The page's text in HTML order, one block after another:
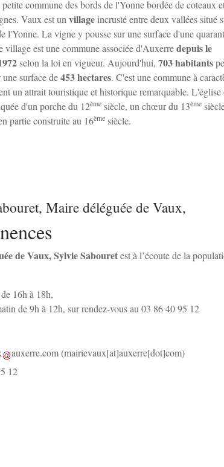
commune des bords de l'Yonne bordée de coteaux
Vaux est un village incrusté entre deux vallées situé
l'Yonne. La vigne y pousse sur une surface d'une
village est une commune associée d'Auxerredepuis le
selon la loi en vigueur. Aujourd'hui, 703 habitants
surface de453 hectares. C'est une commune à
un attrait touristique et historique remarquable. L'église
d'un porche du 12ème siècle, un chœur du 13ème
partie construite au 16ème siècle.
Maire déléguée de Vaux,
de Vaux, Sylvie Sabouretest à l’écoute de la
16h à 18h,
de 9h à 12h, sur rendez-vous au 03 86 40 95 12
auxerre.com(mairievaux[at]auxerre[dot]com)
12